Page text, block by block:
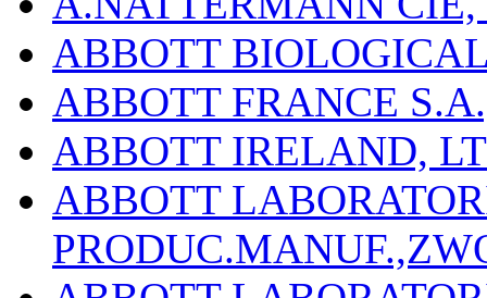
ABBOTT
ABBOTT FRANCE
ABBOTT IRELAND,
ABBOTT